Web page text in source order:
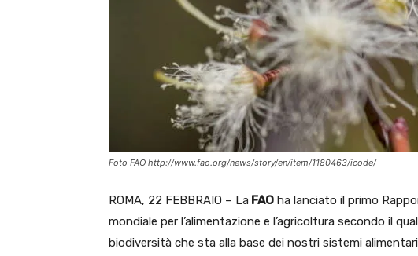
Foto FAO http://www.fao.org/news/story/en/item/1180463/icode/
ROMA, 22 FEBBRAIO – La FAO ha lanciato il primo
mondiale per l’alimentazione e l’agricoltura secondo il
biodiversità che sta alla base dei nostri sistemi